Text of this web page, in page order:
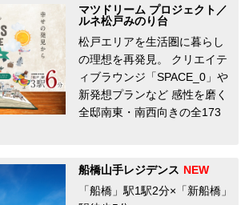
マツドリーム プロジェクト／
ルネ松戸みのり台
松戸エリアを生活圏に暮らし
の理想を再発見。 クリエイテ
ィブラウンジ「SPACE_0」や
新発想プランなど 感性を磨く
全邸南東・南西向きの全173
船橋山手レジデンス
「船橋」駅1駅2分×「新船橋」